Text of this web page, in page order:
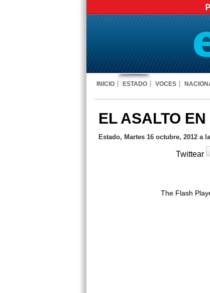
INICIO ESTADO VOCES
EL ASALTO
Estado, Martes 16 octubre, 2012 a
Twittear
The Flash